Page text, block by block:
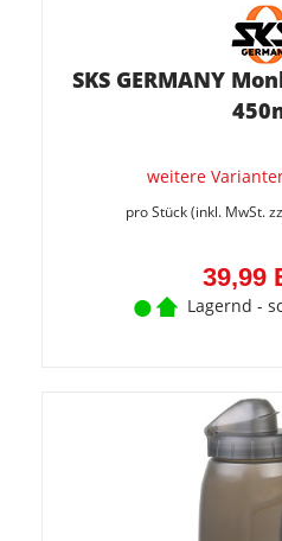
SKS GERMANY
weitere
pro Stück (inkl. MwSt.
39,99
Lagernd -